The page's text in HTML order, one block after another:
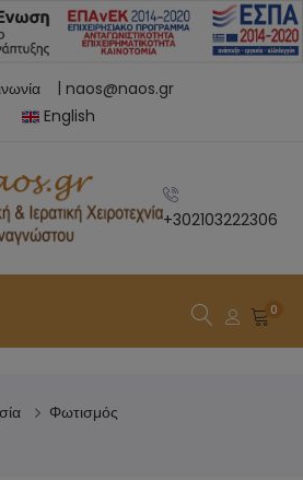
| naos@naos.gr
English
+302103222306
0
Φωτισμός